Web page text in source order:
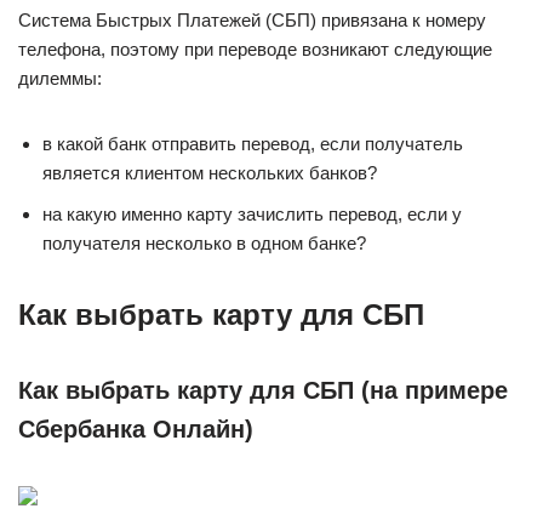
Система Быстрых Платежей (СБП) привязана к номеру
телефона, поэтому при переводе возникают следующие
дилеммы:
в какой банк отправить перевод, если получатель
является клиентом нескольких банков?
на какую именно карту зачислить перевод, если у
получателя несколько в одном банке?
Как выбрать карту для СБП
Как выбрать карту для СБП (на примере
Сбербанка Онлайн)